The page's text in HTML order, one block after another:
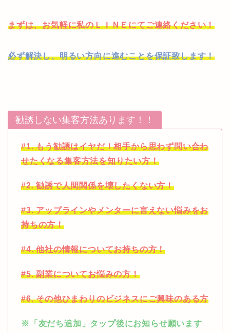
まずは、お気軽に私のＬＩＮＥにてご連絡ください！
必ず解決し、明るい方向に進むことを保証致します！
勧誘しない集客方法あります！！
#1. もう勧誘はイヤだ！相手から思わず問い合わ
せたくなる集客方法を知りたい方！
#2. 勧誘で人間関係を壊したくない方！
#3. アップラインやメンターに言えない悩みをお
持ちの方！
#4. 他社の情報についてお持ちの方！
#5. 副業についてお悩みの方！
#6. その他ひまわりのビジネスにご興味のある方
※「友だち追加」タップ後にお知らせ願います